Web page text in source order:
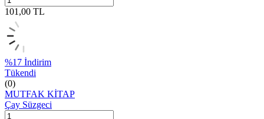
101,00 TL
%17 İndirim
Tükendi
(0)
MUTFAK KİTAP
Çay Süzgeci